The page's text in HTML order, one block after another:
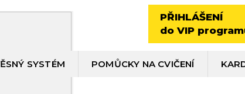
PŘIHLÁŠENÍ
do VIP
SYSTÉM POMŮCKY NA CVIČENÍ